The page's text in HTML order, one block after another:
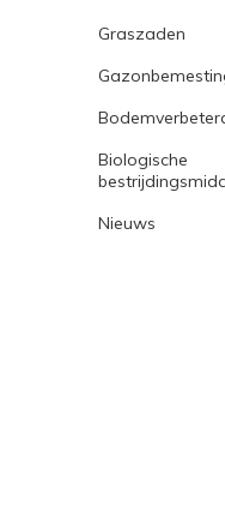
Graszaden
Biologische
Nieuws